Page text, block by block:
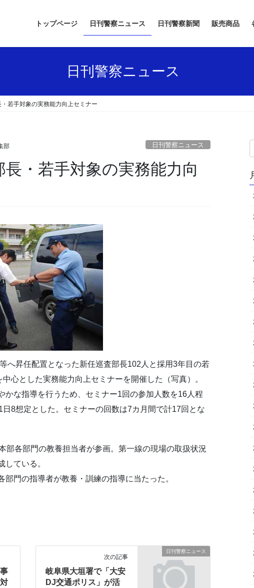
トップページ 日刊警察ニュース 日刊警察新聞 販売商品
日刊警察ニュース
若手対象の実務能力向上セミナー
部 日刊警察ニュース
へ昇任配置となった新任巡査部長102人と採用3年目の若
心とした実務能力向上セミナーを開催した（写真）。
かな指導を行うため、セミナー1回の参加人数を16人程
8想定とした。セミナーの回数は7カ月間で計17回とな
部各部門の教養担当者が参画。第一線の現場の取扱状況
ている。
門の指導者が教養・訓練の指導に当たった。
日刊警察ニュース
次の記事
岐阜県大垣署で「大安
DJ交通ポリス」が活